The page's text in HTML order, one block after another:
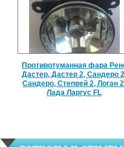
Противотуманная фара
Дастер, Дастер 2, Сандеро
Сандеро, Степвей 2, Логан
Лада Ларгус FL